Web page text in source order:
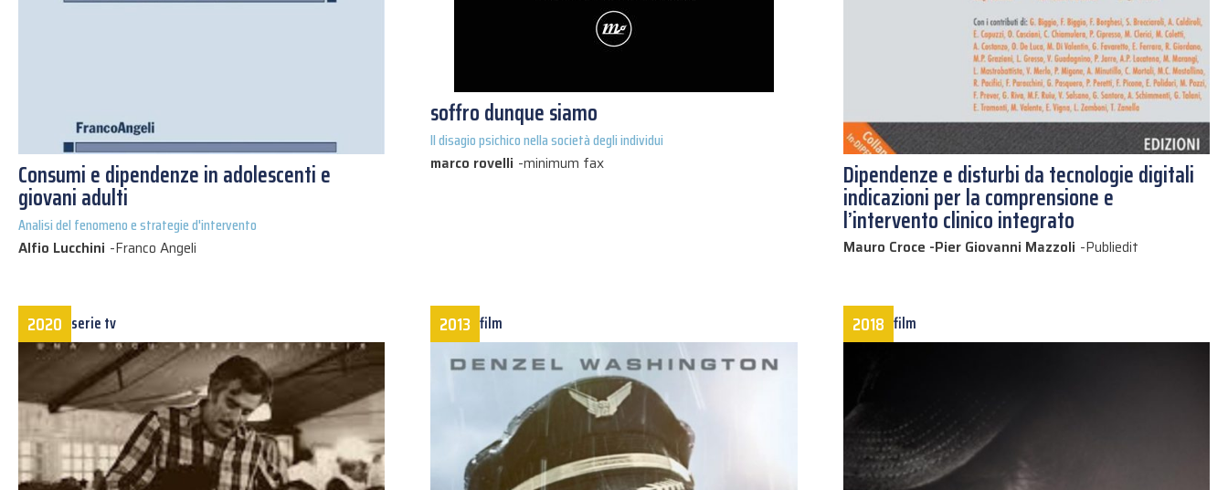
Consumi e dipendenze in adolescenti e
giovani adulti
Analisi del fenomeno e strategie d'intervento
Alfio Lucchini -Franco Angeli
soffro dunque siamo
Il disagio psichico nella società degli individui
marco rovelli -minimum fax Dipendenze e disturbi da tecnologie digitali
indicazioni per la comprensione e
l’intervento clinico integrato
Mauro Croce -Pier Giovanni Mazzoli -Publiedit
2020 serie tv 2013 film 2018 film